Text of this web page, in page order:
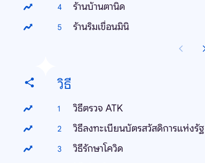
ร้านบ้านตานิด
ร้านริมเขื่อนมินิ
วิธี
วิธีตรวจ ATK
วิธีลงทะเบียนบัตรสวัสดิการแห่งรัฐ
วิธีรักษาโควิด